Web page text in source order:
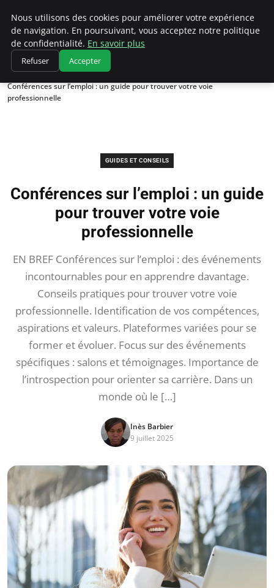
Chasseur De Tête
Accueil
Guides et Conseils
Conférences sur l’emploi : un guide pour trouver votre voie
professionnelle
GUIDES ET CONSEILS
Conférences sur l’emploi : un guide
pour trouver votre voie
professionnelle
EN BREF Conférences sur l’emploi : des événements
incontournables pour en apprendre davantage.
Conseils pratiques pour trouver votre voie
professionnelle. Identification de vos compétences,
aspirations et valeurs. Plateformes variées pour se
former et évoluer. Focus sur des événements
spécifiques : salons et témoignages. Importance de
l’introspection pour orienter sa carrière. Dans un
monde où le […]
Inès Barbier
9 juillet 2025
Nous utilisons des cookies pour améliorer votre expérience
de navigation. En poursuivant, vous acceptez notre politique
de confidentialité. En savoir plus
Refuser Accepter